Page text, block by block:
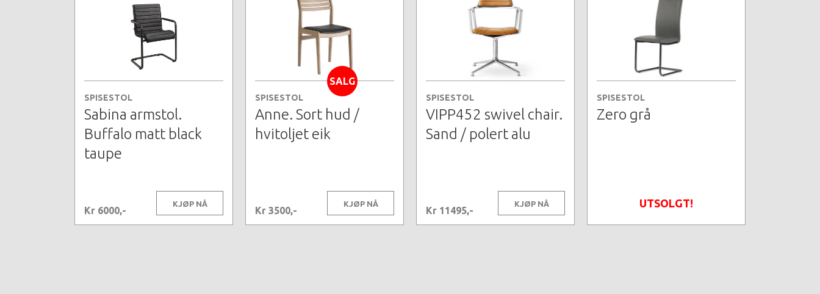
SPISESTOL
Sabina armstol.
Buffalo matt black
taupe
Kr 6000,-
KJØP NÅ
SALG
SPISESTOL
Anne. Sort hud /
hvitoljet eik
Kr 3500,-
KJØP NÅ
SPISESTOL
VIPP452 swivel chair.
Sand / polert alu
Kr 11495,-
KJØP NÅ
SPISESTOL
Zero grå
UTSOLGT!